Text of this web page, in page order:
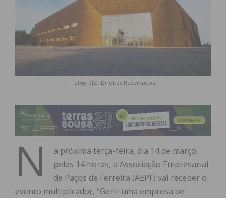
Fotografia: Direitos Reservados
N
a próxima terça-feira, dia 14 de março,
pelas 14 horas, a Associação Empresarial
de Paços de Ferreira (AEPF) vai receber o
evento multiplicador, “Gerir uma empresa de